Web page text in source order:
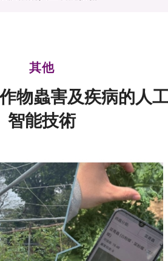
其他
物蟲害及疾病的人
智能技術